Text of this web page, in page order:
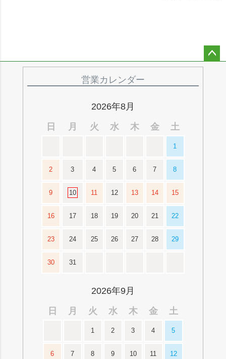
営業カレンダー
2026年8月
日
月 火 水 木 金 土
1
2 3 4 5 6 7 8
9 10 11 12 13 14 15
16 17 18 19 20 21 22
23 24 25 26 27 28 29
30 31
2026年9月
日
月 火 水 木 金 土
1 2 3 4 5
6 7 8 9 10 11 12